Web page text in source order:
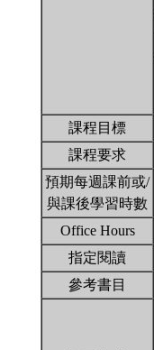
課程目標
課程要求
預期每週課前或/
與課後學習時數
Office Hours
指定閱讀
參考書目